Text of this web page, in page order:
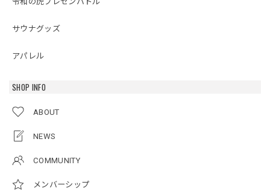
サウナグッズ
アパレル
SHOP INFO
ABOUT
NEWS
COMMUNITY
メンバーシップ